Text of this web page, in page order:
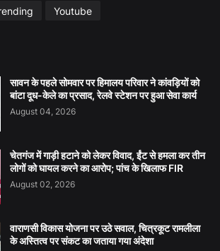
Youtube
सावन के पहले सोमवार पर हिमालय परिवार ने कांवड़ियों को
बांटा दूध-केले का प्रसाद, रेलवे स्टेशन पर हुआ सेवा कार्य
August 04, 2026
चेतगंज में गाड़ी हटाने को लेकर विवाद, ईंट से हमला कर तीन
लोगों को घायल करने का आरोप; पांच के खिलाफ FIR
August 02, 2026
वाराणसी विकास योजना पर उठे सवाल, चित्रकूट रामलीला
के अस्तित्व पर संकट का जताया गया अंदेशा